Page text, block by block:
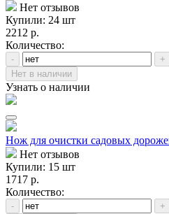
Нет отзывов
Купили: 24 шт
2212 р.
Количество:
-
+
Нет в наличии
Узнать о наличии
Нож для очистки садовых
Нет отзывов
Купили: 15 шт
1717 р.
Количество:
-
+